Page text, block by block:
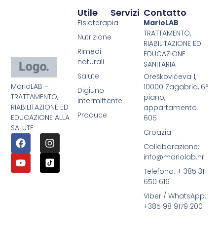
MarioLAB –
TRATTAMENTO,
RIABILITAZIONE ED
EDUCAZIONE ALLA
SALUTE
Servizi
Utile
Fisioterapia
Nutrizione
Rimedi
naturali
Salute
Digiuno
Intermittente
Produce
Contatto
MarioLAB
TRATTAMENTO,
RIABILITAZIONE ED
EDUCAZIONE
SANITARIA
Oreškovićeva 1,
10000 Zagabria, 6°
piano,
appartamento
605
Croazia
Collaborazione:
info@mariolab.hr
Telefono: + 385 31
650 616
Viber / WhatsApp:
+385 98 9179 200